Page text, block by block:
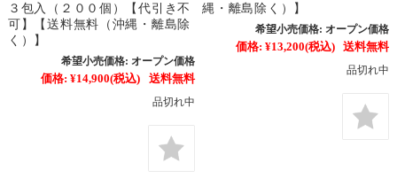
３包入（２００個）【代引き不
可】【送料無料（沖縄・離島除
く）】
希望小売価格: オープン価格
価格: ¥14,900(税込)
送料無料
品切れ中
縄・離島除く）】
希望小売価格: オープン価格
価格: ¥13,200(税込)
送料無料
品切れ中